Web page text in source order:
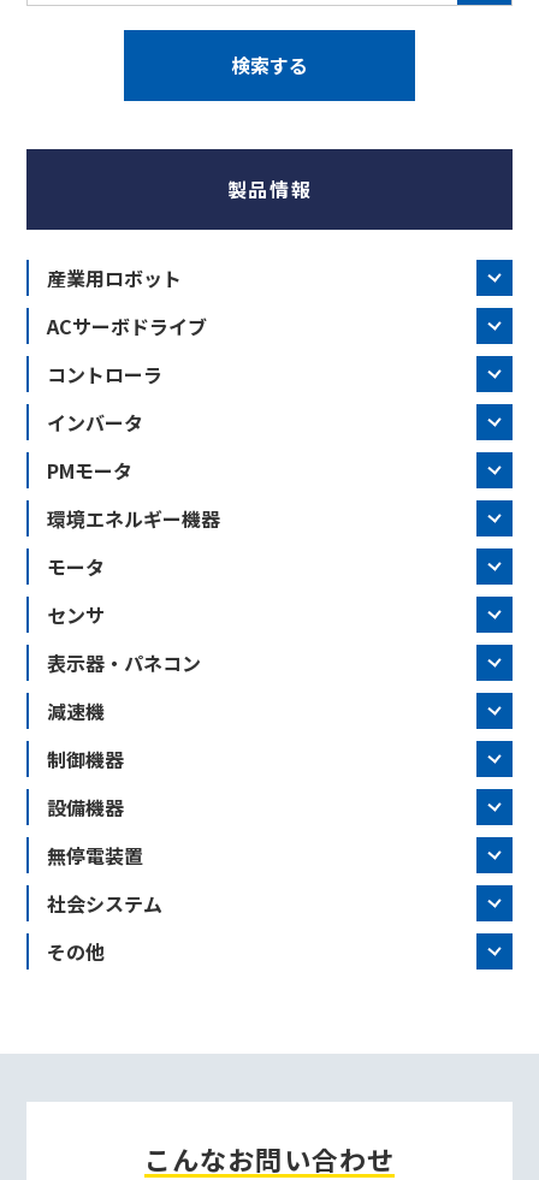
製品情報
産業用ロボット
ACサーボドライブ
コントローラ
インバータ
PMモータ
環境エネルギー機器
モータ
センサ
表示器・パネコン
減速機
制御機器
設備機器
無停電装置
社会システム
その他
こんなお問い合わせ